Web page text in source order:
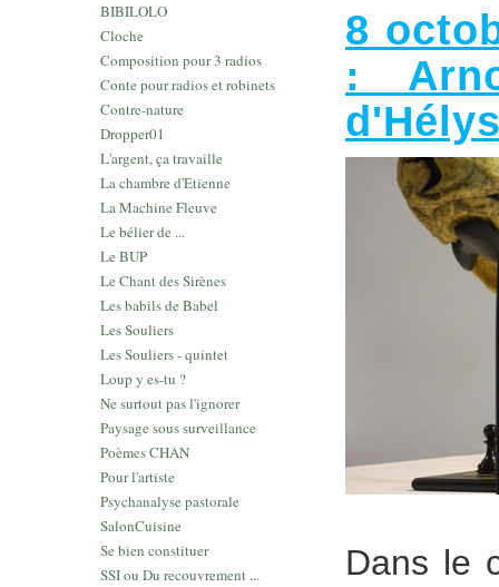
BIBILOLO
Cloche
Composition pour 3 radios
Conte pour radios et robinets
Contre-nature
Dropper01
L'argent, ça travaille
La chambre d'Etienne
La Machine Fleuve
Le bélier de ...
Le BUP
Le Chant des Sirènes
Les babils de Babel
Les Souliers
Les Souliers - quintet
Loup y es-tu ?
Ne surtout pas l'ignorer
Paysage sous surveillance
Poèmes CHAN
Pour l'artiste
Psychanalyse pastorale
SalonCuisine
Se bien constituer
SSI ou Du recouvrement ...
8
:
Dans le